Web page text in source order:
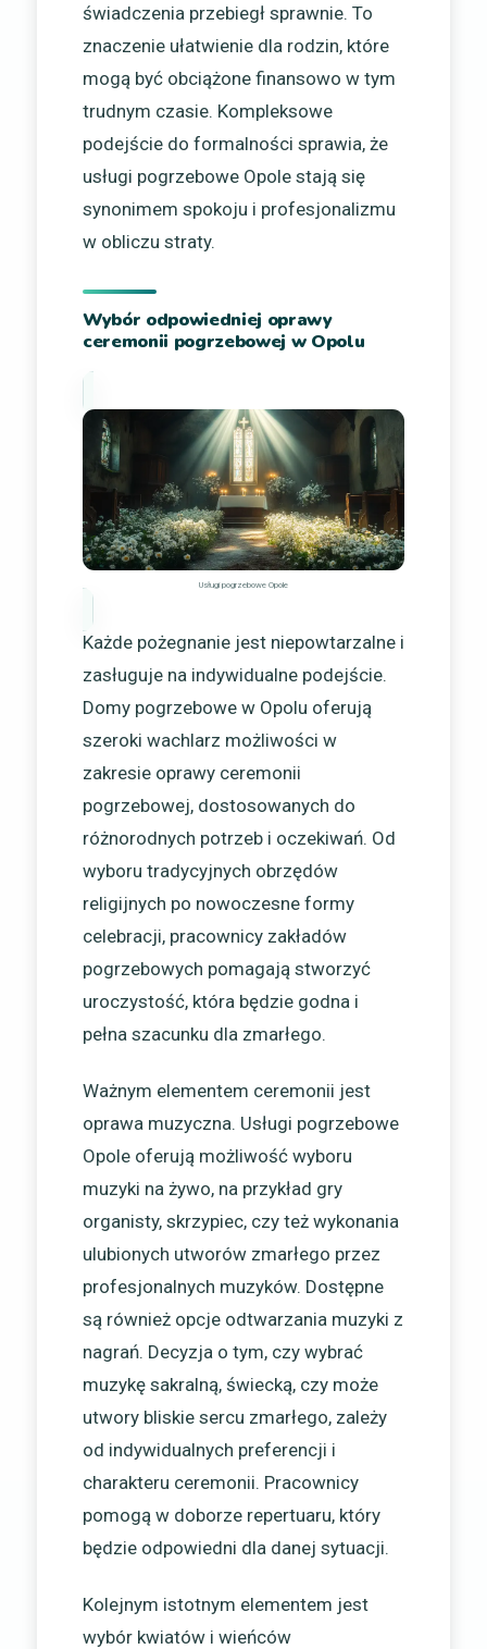
świadczenia przebiegł sprawnie. To
znaczenie ułatwienie dla rodzin, które
mogą być obciążone finansowo w tym
trudnym czasie. Kompleksowe
podejście do formalności sprawia, że
usługi pogrzebowe Opole stają się
synonimem spokoju i profesjonalizmu
w obliczu straty.
Wybór odpowiedniej oprawy
ceremonii pogrzebowej w Opolu
Usługi pogrzebowe Opole
Każde pożegnanie jest niepowtarzalne i
zasługuje na indywidualne podejście.
Domy pogrzebowe w Opolu oferują
szeroki wachlarz możliwości w
zakresie oprawy ceremonii
pogrzebowej, dostosowanych do
różnorodnych potrzeb i oczekiwań. Od
wyboru tradycyjnych obrzędów
religijnych po nowoczesne formy
celebracji, pracownicy zakładów
pogrzebowych pomagają stworzyć
uroczystość, która będzie godna i
pełna szacunku dla zmarłego.
Ważnym elementem ceremonii jest
oprawa muzyczna. Usługi pogrzebowe
Opole oferują możliwość wyboru
muzyki na żywo, na przykład gry
organisty, skrzypiec, czy też wykonania
ulubionych utworów zmarłego przez
profesjonalnych muzyków. Dostępne
są również opcje odtwarzania muzyki z
nagrań. Decyzja o tym, czy wybrać
muzykę sakralną, świecką, czy może
utwory bliskie sercu zmarłego, zależy
od indywidualnych preferencji i
charakteru ceremonii. Pracownicy
pomogą w doborze repertuaru, który
będzie odpowiedni dla danej sytuacji.
Kolejnym istotnym elementem jest
wybór kwiatów i wieńców